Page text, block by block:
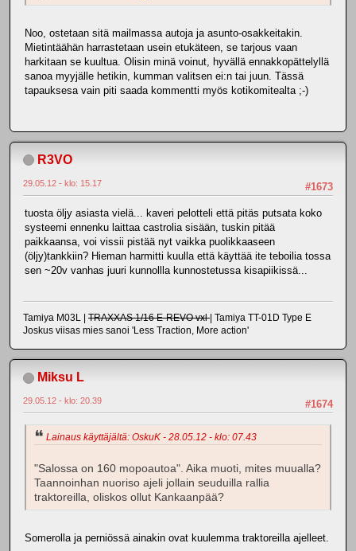
Noo, ostetaan sitä mailmassa autoja ja asunto-osakkeitakin.
Mietintäähän harrastetaan usein etukäteen, se tarjous vaan
harkitaan se kuultua. Olisin minä voinut, hyvällä ennakkopättelyllä
sanoa myyjälle hetikin, kumman valitsen ei:n tai juun. Tässä
tapauksesa vain piti saada kommentti myös kotikomitealta ;-)
R3VO
#1673
29.05.12 - klo: 15.17
tuosta öljy asiasta vielä... kaveri pelotteli että pitäs putsata koko
systeemi ennenku laittaa castrolia sisään, tuskin pitää
paikkaansa, voi vissii pistää nyt vaikka puolikkaaseen
(öljy)tankkiin? Hieman harmitti kuulla että käyttää ite teboilia tossa
sen ~20v vanhas juuri kunnollla kunnostetussa kisapiikissä...
Tamiya M03L | TRAXXAS 1/16 E-REVO vxl | Tamiya TT-01D Type E
Joskus viisas mies sanoi 'Less Traction, More action'
Miksu L
#1674
29.05.12 - klo: 20.39
Lainaus käyttäjältä: OskuK - 28.05.12 - klo: 07.43
"Salossa on 160 mopoautoa". Aika muoti, mites muualla?
Taannoinhan nuoriso ajeli jollain seuduilla rallia
traktoreilla, oliskos ollut Kankaanpää?
Somerolla ja perniössä ainakin ovat kuulemma traktoreilla ajelleet.